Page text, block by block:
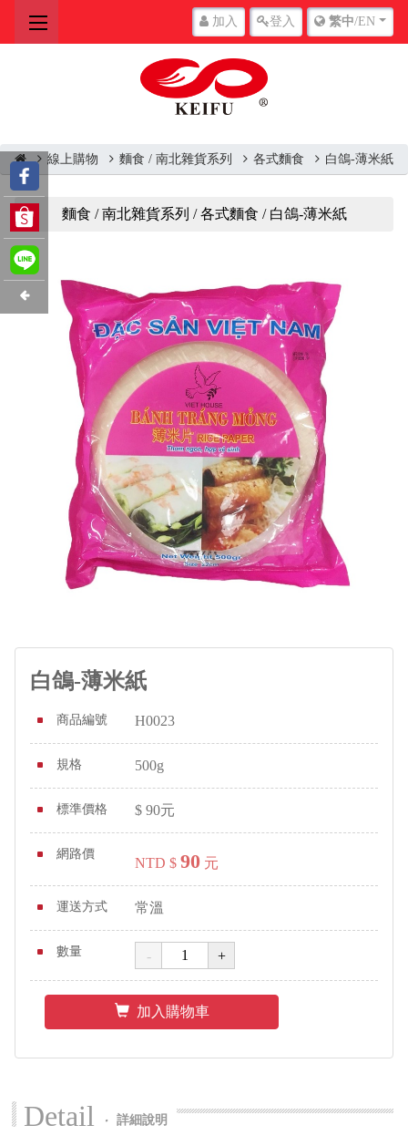
加入 登入 繁中/EN
線上購物 麵食 / 南北雜貨系列 各式麵食 白鴿-薄米紙
麵食 / 南北雜貨系列 / 各式麵食 / 白鴿-薄米紙
白鴿-薄米紙
商品編號 H0023
規格 500g
標準價格 $ 90元
網路價
NTD $ 90 元
運送方式 常溫
數量
加入購物車
Detail ‧ 詳細說明